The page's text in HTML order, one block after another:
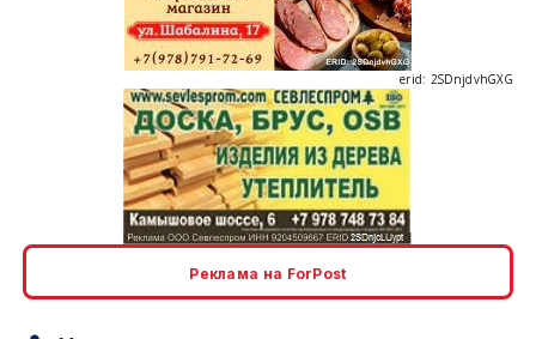
erid: 2SDnjdvhGXG
erid: 2SDnjcLUypt
Реклама на ForPost